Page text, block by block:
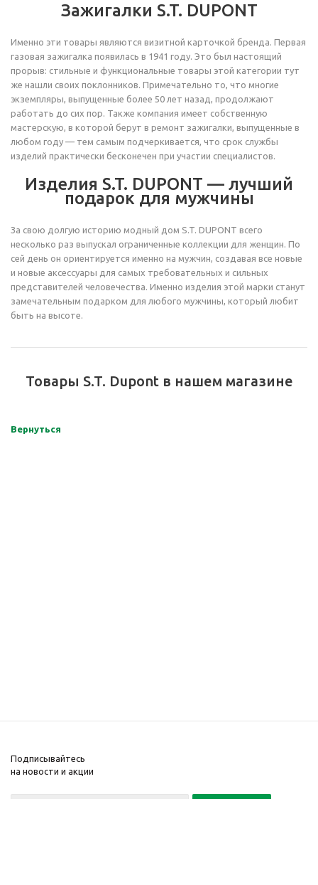
Зажигалки S.T. DUPONT
Именно эти товары являются визитной карточкой бренда. Первая
газовая зажигалка появилась в 1941 году. Это был настоящий
прорыв: стильные и функциональные товары этой категории тут
же нашли своих поклонников. Примечательно то, что многие
экземпляры, выпущенные более 50 лет назад, продолжают
работать до сих пор. Также компания имеет собственную
мастерскую, в которой берут в ремонт зажигалки, выпущенные в
любом году — тем самым подчеркивается, что срок службы
изделий практически бесконечен при участии специалистов.
Изделия S.T. DUPONT — лучший
подарок для мужчины
За свою долгую историю модный дом S.T. DUPONT всего
несколько раз выпускал ограниченные коллекции для женщин. По
сей день он ориентируется именно на мужчин, создавая все новые
и новые аксессуары для самых требовательных и сильных
представителей человечества. Именно изделия этой марки станут
замечательным подарком для любого мужчины, который любит
быть на высоте.
Товары S.T. Dupont в нашем магазине
Вернуться
Подписывайтесь
на новости и акции